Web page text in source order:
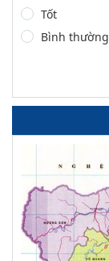
Tốt
Bình thường